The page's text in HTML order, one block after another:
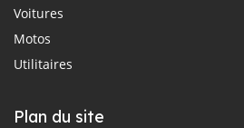
Voitures
Motos
Utilitaires
Plan du site